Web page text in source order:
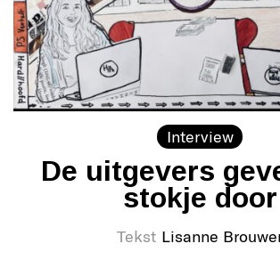
Interview
De uitgevers
stokje door
Tekst Lisanne